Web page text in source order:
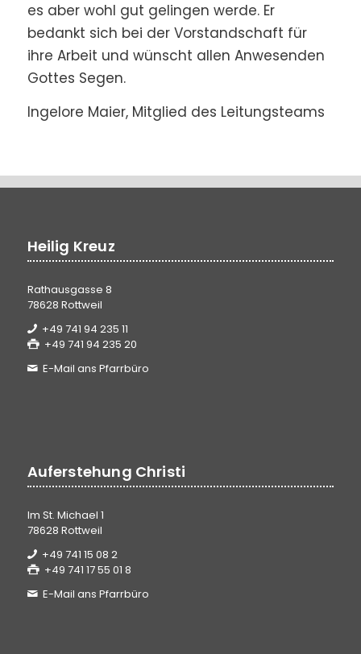
es aber wohl gut gelingen werde. Er
bedankt sich bei der Vorstandschaft für
ihre Arbeit und wünscht allen Anwesenden
Gottes Segen.
Ingelore Maier, Mitglied des Leitungsteams
Heilig Kreuz
Rathausgasse 8
78628 Rottweil
+49 741 94 235 11
+49 741 94 235 20
E-Mail ans Pfarrbüro
Auferstehung Christi
Im St. Michael 1
78628 Rottweil
+49 741 15 08 2
+49 741 17 55 01 8
E-Mail ans Pfarrbüro